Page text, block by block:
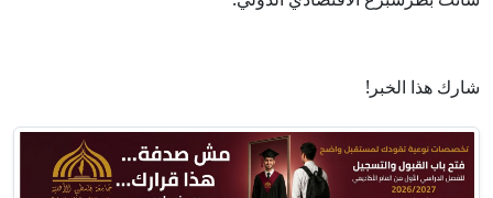
شارك هذا الخبر!